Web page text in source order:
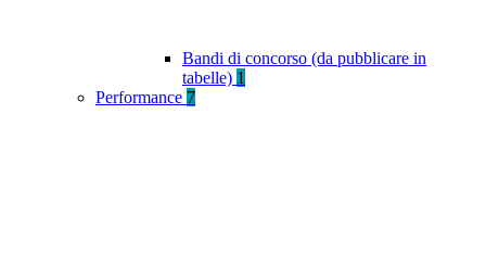
Bandi di concorso (da pubblicare in
tabelle) 1
Performance 7